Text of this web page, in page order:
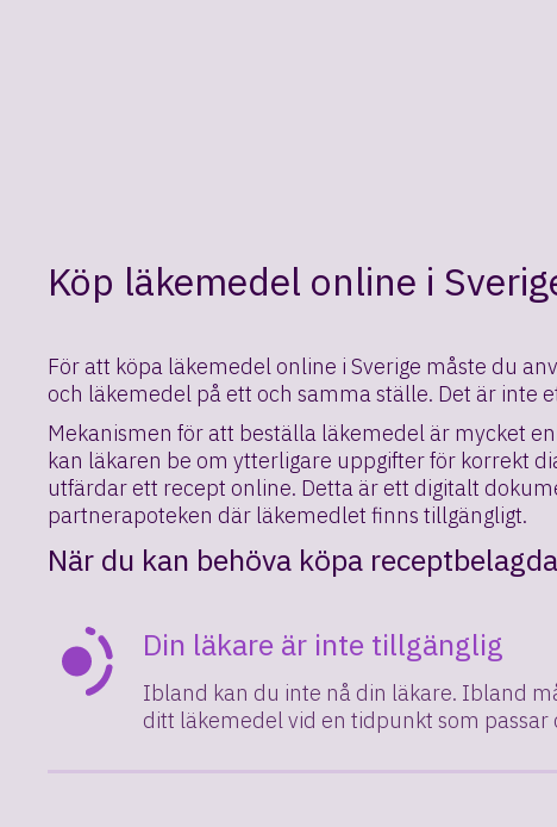
Köp läkemedel online i
För att köpa läkemedel online i Sverige måste du
och läkemedel på ett och samma ställe. Det är
Mekanismen för att beställa läkemedel är mycket
kan läkaren be om ytterligare uppgifter för korrekt
utfärdar ett recept online. Detta är ett digitalt
partnerapoteken där läkemedlet finns tillgängligt.
När du kan behöva köpa
Din läkare är inte tillgänglig
Ibland kan du inte nå din läkare. Ibland
ditt läkemedel vid en tidpunkt som passar